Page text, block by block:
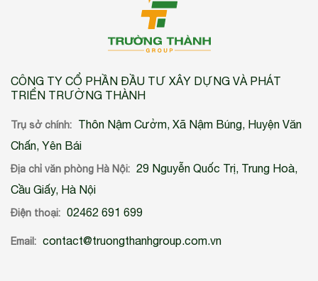
CÔNG TY CỔ PHẦN ĐẦU TƯ XÂY DỰNG VÀ PHÁT
TRIỂN TRƯỜNG THÀNH
Trụ sở chính:
Thôn Nậm Cưởm, Xã Nậm Búng, Huyện Văn
Chấn, Yên Bái
Địa chỉ văn phòng Hà Nội: 29 Nguyễn Quốc Trị, Trung Hoà,
Cầu Giấy, Hà Nội
Điện thoại: 02462 691 699
Email: contact@truongthanhgroup.com.vn